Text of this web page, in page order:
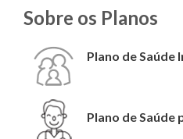
Sobre os Planos
Plano de Saúde
Plano de Saúde